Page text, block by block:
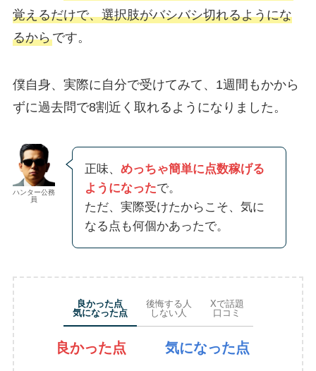
覚えるだけで、選択肢がバシバシ切れるようにな
るからです。
僕自身、実際に自分で受けてみて、1週間もかから
ずに過去問で8割近く取れるようになりました。
ハンター公務
員
正味、 めっちゃ簡単に点数稼げる
ようになったで。
ただ、実際受けたからこそ、気に
なる点も何個かあったで。
良かった点
気になった点
後悔する人
しない人
Xで話題
口コミ
良かった点 気になった点